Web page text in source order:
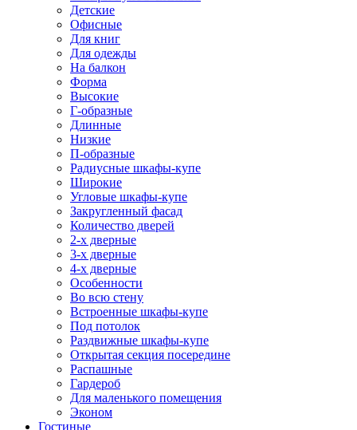
Детские
Офисные
Для книг
Для одежды
На балкон
Форма
Высокие
Г-образные
Длинные
Низкие
П-образные
Радиусные шкафы-купе
Широкие
Угловые шкафы-купе
Закругленный фасад
Количество дверей
2-х дверные
3-х дверные
4-х дверные
Особенности
Во всю стену
Встроенные шкафы-купе
Под потолок
Раздвижные шкафы-купе
Открытая секция посередине
Распашные
Гардероб
Для маленького помещения
Эконом
Гостиные